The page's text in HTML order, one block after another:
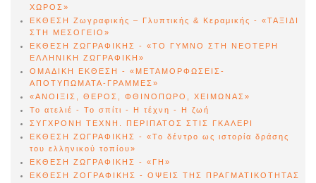
ΧΩΡΟΣ»
ΕΚΘΕΣΗ Ζωγραφικής – Γλυπτικής & Κεραμικής - «ΤΑΞΙΔΙ
ΣΤΗ ΜΕΣΟΓΕΙΟ»
ΕΚΘΕΣΗ ΖΩΓΡΑΦΙΚΗΣ - «ΤΟ ΓΥΜΝΟ ΣΤΗ ΝΕΟΤΕΡΗ
ΕΛΛΗΝΙΚΗ ΖΩΓΡΑΦΙΚΗ»
ΟΜΑΔΙΚΗ ΕΚΘΕΣΗ - «ΜΕΤΑΜΟΡΦΩΣΕΙΣ-
ΑΠΟΤΥΠΩΜΑΤΑ-ΓΡΑΜΜΕΣ»
«ΑΝΟΙΞΙΣ, ΘΕΡΟΣ, ΦΘΙΝΟΠΩΡΟ, ΧΕΙΜΩΝΑΣ»
Το ατελιέ - Το σπίτι - Η τέχνη - Η ζωή
ΣΥΓΧΡΟΝΗ ΤΕΧΝΗ. ΠΕΡΙΠΑΤΟΣ ΣΤΙΣ ΓΚΑΛΕΡΙ
ΕΚΘΕΣΗ ΖΩΓΡΑΦΙΚΗΣ - «Το δέντρο ως ιστορία δράσης
του ελληνικού τοπίου»
ΕΚΘΕΣΗ ΖΩΓΡΑΦΙΚΗΣ - «ΓΗ»
ΕΚΘΕΣΗ ΖΟΓΡΑΦΙΚΗΣ - OΨΕΙΣ ΤΗΣ ΠΡΑΓΜΑΤΙΚΟΤΗΤΑΣ